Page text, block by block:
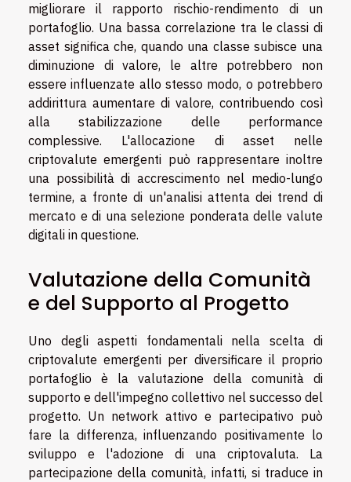
migliorare il rapporto rischio-rendimento di un
portafoglio. Una bassa correlazione tra le classi di
asset significa che, quando una classe subisce una
diminuzione di valore, le altre potrebbero non
essere influenzate allo stesso modo, o potrebbero
addirittura aumentare di valore, contribuendo così
alla stabilizzazione delle performance
complessive. L'allocazione di asset nelle
criptovalute emergenti può rappresentare inoltre
una possibilità di accrescimento nel medio-lungo
termine, a fronte di un'analisi attenta dei trend di
mercato e di una selezione ponderata delle valute
digitali in questione.
Valutazione della Comunità
e del Supporto al Progetto
Uno degli aspetti fondamentali nella scelta di
criptovalute emergenti per diversificare il proprio
portafoglio è la valutazione della comunità di
supporto e dell'impegno collettivo nel successo del
progetto. Un network attivo e partecipativo può
fare la differenza, influenzando positivamente lo
sviluppo e l'adozione di una criptovaluta. La
partecipazione della comunità, infatti, si traduce in